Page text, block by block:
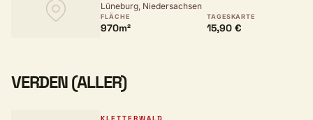
Lüneburg, Niedersachsen
FLÄCHE
970m²
TAGESKARTE
15,90 €
VERDEN (ALLER)